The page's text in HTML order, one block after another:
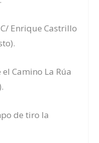
Enrique Castrillo
Camino La Rúa
de tiro la